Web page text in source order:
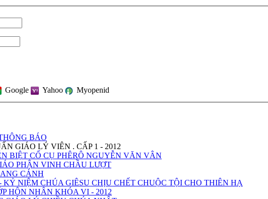
Google Yahoo Myopenid
BÁO
GIÁO LÝ VIÊN . CẤP 1 - 2012
BIỆT CỐ CỤ PHÊRÔ NGUYỄN VĂN VÂN
PHẬN VINH CHẦU LƯỢT
CẢNH
NIỆM CHÚA GIÊSU CHỊU CHẾT CHUỘC TỘI CHO THIÊN HẠ
HÔN NHÂN KHÓA VI - 2012